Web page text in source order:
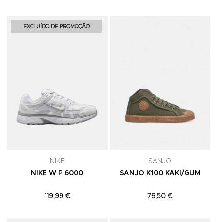
EXCLUÍDO DE PROMOÇÃO
NIKE
NIKE W P 6000
119,99 €
SANJO
SANJO K100 KAKI/GUM
79,50 €